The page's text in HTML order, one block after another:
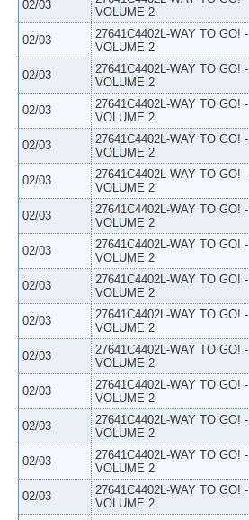
02/03
VOLUME 2
02/03
27641C4402L-WAY TO GO! -
VOLUME 2
02/03
27641C4402L-WAY TO GO! -
VOLUME 2
02/03
27641C4402L-WAY TO GO! -
VOLUME 2
02/03
27641C4402L-WAY TO GO! -
VOLUME 2
02/03
27641C4402L-WAY TO GO! -
VOLUME 2
02/03
27641C4402L-WAY TO GO! -
VOLUME 2
02/03
27641C4402L-WAY TO GO! -
VOLUME 2
02/03
27641C4402L-WAY TO GO! -
VOLUME 2
02/03
27641C4402L-WAY TO GO! -
VOLUME 2
02/03
27641C4402L-WAY TO GO! -
VOLUME 2
02/03
27641C4402L-WAY TO GO! -
VOLUME 2
02/03
27641C4402L-WAY TO GO! -
VOLUME 2
02/03
27641C4402L-WAY TO GO! -
VOLUME 2
02/03
27641C4402L-WAY TO GO! -
VOLUME 2